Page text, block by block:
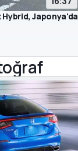
Japonya'da